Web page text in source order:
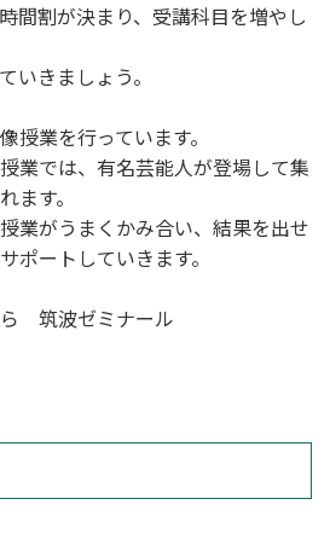
間割が決まり、受講科目を増やし
いきましょう。
授業を行っています。
業では、有名芸能人が登場して集
ます。
業がうまくかみ合い、結果を出せ
ポートしていきます。
筑波ゼミナール